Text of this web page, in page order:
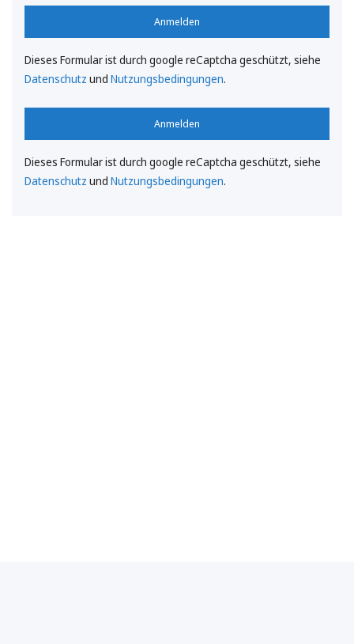
Anmelden
Dieses Formular ist durch google reCaptcha geschützt, siehe
Datenschutz und Nutzungsbedingungen.
Anmelden
Dieses Formular ist durch google reCaptcha geschützt, siehe
Datenschutz und Nutzungsbedingungen.